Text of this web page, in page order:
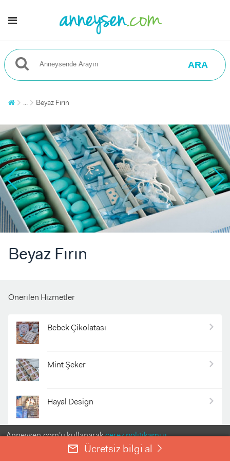
ARA
... Beyaz Fırın
Beyaz Fırın
Önerilen Hizmetler
Bebek Çikolatası
Mint Şeker
Hayal Design
Başak Başol Photography
Anneysen.com'u kullanarakçerez politikamızı
kabul etmiş olursunuz.
mail_outline Ücretsiz bilgi al right